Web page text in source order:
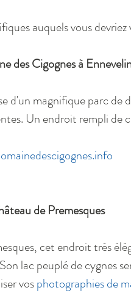
auquels vous devriez
des Cigognes à
d'un magnifique parc de
Un endroit rempli de
de Premesques
cet endroit très
lac peuplé de cygnes
vos photographies de